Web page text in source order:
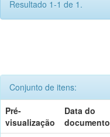
Resultado 1-1 de 1.
Conjunto de itens:
Pré-
visualização
Data do
documento